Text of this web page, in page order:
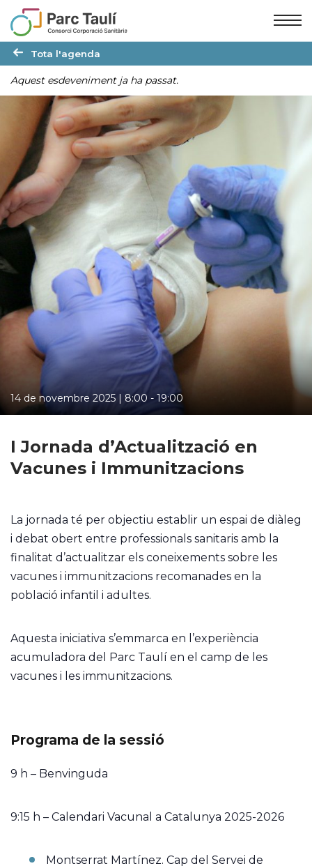
Skip
to
Content
Skip
to
navigation
Tota l'agenda
Aquest esdeveniment ja ha passat.
I Jornada d’Actualització en
Vacunes i Immunitzacions
14 de novembre 2025 | 8:00 - 19:00
La jornada té per objectiu establir un espai de diàleg
i debat obert entre professionals sanitaris amb la
finalitat d’actualitzar els coneixements sobre les
vacunes i immunitzacions recomanades en la
població infantil i adultes.
Aquesta iniciativa s’emmarca en l’experiència
acumuladora del Parc Taulí en el camp de les
vacunes i les immunitzacions.
Programa de la sessió
9 h – Benvinguda
9:15 h – Calendari Vacunal a Catalunya 2025-2026
Montserrat Martínez. Cap del Servei de